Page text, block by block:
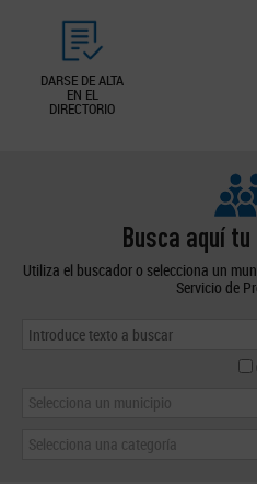
DARSE DE ALTA
EN EL
DIRECTORIO
Busca aquí
Utiliza el buscador o selecciona un
Servicio de
Selecciona un municipio
Selecciona una categoría